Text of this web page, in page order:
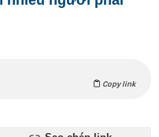
Copy link